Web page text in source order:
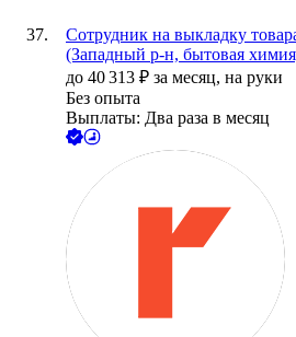
Сотрудник на выкладку
(Западный р-н, бытовая
до 40 313 ₽ за месяц, на руки
Без опыта
Выплаты: Два раза в месяц